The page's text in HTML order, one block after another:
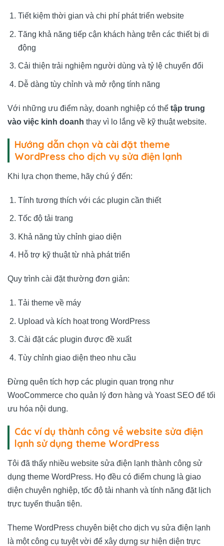
Tiết kiệm thời gian và chi phí phát triển website
Tăng khả năng tiếp cận khách hàng trên các thiết bị di
động
Cải thiện trải nghiệm người dùng và tỷ lệ chuyển đổi
Dễ dàng tùy chỉnh và mở rộng tính năng
Với những ưu điểm này, doanh nghiệp có thể tập trung
vào việc kinh doanh thay vì lo lắng về kỹ thuật website.
Hướng dẫn chọn và cài đặt theme
WordPress cho dịch vụ sửa điện lạnh
Khi lựa chọn theme, hãy chú ý đến:
Tính tương thích với các plugin cần thiết
Tốc độ tải trang
Khả năng tùy chỉnh giao diện
Hỗ trợ kỹ thuật từ nhà phát triển
Quy trình cài đặt thường đơn giản:
Tải theme về máy
Upload và kích hoạt trong WordPress
Cài đặt các plugin được đề xuất
Tùy chỉnh giao diện theo nhu cầu
Đừng quên tích hợp các plugin quan trọng như
WooCommerce cho quản lý đơn hàng và Yoast SEO để tối
ưu hóa nội dung.
Các ví dụ thành công về website sửa điện
lạnh sử dụng theme WordPress
Tôi đã thấy nhiều website sửa điện lạnh thành công sử
dụng theme WordPress. Họ đều có điểm chung là giao
diện chuyên nghiệp, tốc độ tải nhanh và tính năng đặt lịch
trực tuyến thuận tiện.
Theme WordPress chuyên biệt cho dịch vụ sửa điện lạnh
là một công cụ tuyệt vời để xây dựng sự hiện diện trực